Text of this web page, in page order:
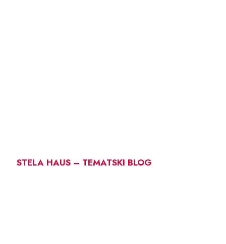
STELA HAUS – TEMATSKI BLOG